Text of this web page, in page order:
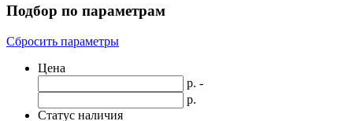
Подбор по параметрам
Сбросить параметры
Цена
р. -
р.
Статус наличия